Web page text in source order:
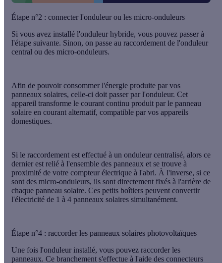
Étape n°2 : connecter l'onduleur ou les micro-onduleurs
Si vous avez installé l'onduleur hybride, vous pouvez passer à
l'étape suivante. Sinon, on passe au raccordement de l'onduleur
central ou des micro-onduleurs.
Afin de pouvoir consommer l'énergie produite par vos
panneaux solaires, celle-ci doit passer par l'onduleur. Cet
appareil transforme le courant continu produit par le panneau
solaire en courant alternatif, compatible par vos appareils
domestiques.
Si le raccordement est effectué à un onduleur centralisé, alors ce
dernier est relié à l'ensemble des panneaux et se trouve à
proximité de votre compteur électrique à l'abri. À l'inverse, si ce
sont des micro-onduleurs, ils sont directement fixés à l'arrière de
chaque panneau solaire. Ces petits boîtiers peuvent convertir
l'électricité de 1 à 4 panneaux solaires simultanément.
Étape n°4 : raccorder les panneaux solaires photovoltaïques
Une fois l'onduleur installé, vous pouvez raccorder les
panneaux. Ce branchement s'effectue à l'aide des connecteurs